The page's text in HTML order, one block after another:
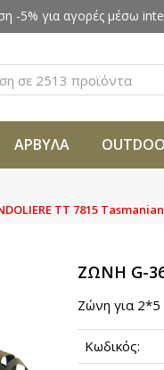
-5% για αγορές μέσω
ΑΡΒΥΛΑ
TT 7815
ΖΩΝΗ G-
Ζώνη για 2*5
Κωδικός: